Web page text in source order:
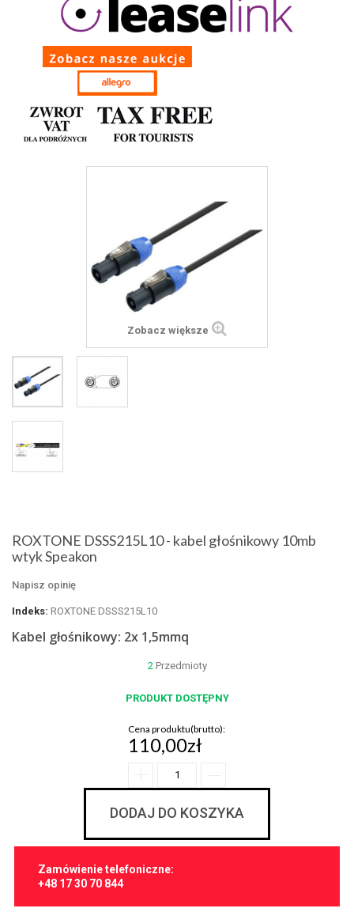
Zobacz większe
ROXTONE DSSS215L10 - kabel głośnikowy 10mb
wtyk Speakon
Napisz opinię
Indeks: ROXTONE DSSS215L10
Kabel głośnikowy: 2x 1,5mmq
2 Przedmioty
PRODUKT DOSTĘPNY
Cena produktu(brutto):
110,00zł
DODAJ DO KOSZYKA
Zamówienie telefoniczne:
+48 17 30 70 844